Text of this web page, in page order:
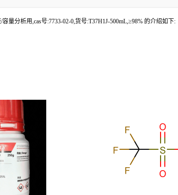
量分析用,cas号:7733-02-0,货号:T37H1J-500mL,≥98% 的介绍如下: